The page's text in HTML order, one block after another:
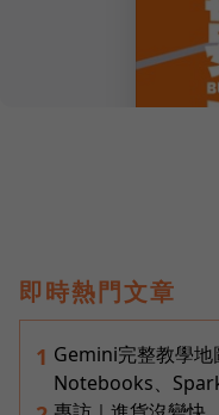
即時熱門文章
1 Gemini完整教學地
Notebooks、